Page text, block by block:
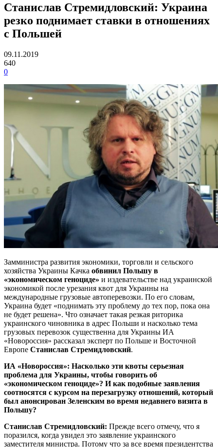
Станислав Стремидловский: Украина
резко поднимает ставки в отношениях
с Польшей
09.11.2019
640
0
Замминистра развития экономики, торговли и сельского
хозяйства Украины Качка обвинил Польшу в
«экономическом геноциде» и издевательстве над украинской
экономикой после урезания квот для Украины на
международные грузовые автоперевозки. По его словам,
Украина будет «поднимать эту проблему до тех пор, пока она
не будет решена». Что означает такая резкая риторика
украинского чиновника в адрес Польши и насколько тема
грузовых перевозок существенна для Украины ИА
«Новороссия» рассказал эксперт по Польше и Восточной
Европе Станислав Стремидловский.
ИА «Новороссия»: Насколько эти квоты серьезная
проблема для Украины, чтобы говорить об
«экономическом геноциде»? И как подобные заявления
соотносятся с курсом на перезагрузку отношений, который
был анонсирован Зеленским во время недавнего визита в
Польшу?
Станислав Стремидловский: Прежде всего отмечу, что я
поразился, когда увидел это заявление украинского
заместителя министра. Потому что за все время президентства